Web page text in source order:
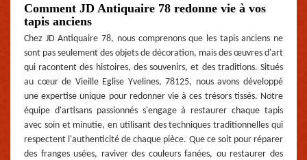
Comment JD Antiquaire 78 redonne vie à vos
tapis anciens
Chez JD Antiquaire 78, nous comprenons que les tapis anciens ne
sont pas seulement des objets de décoration, mais des œuvres d'art
qui racontent des histoires, des souvenirs, et des traditions. Situés
au cœur de Vieille Eglise Yvelines, 78125, nous avons développé
une expertise unique pour redonner vie à ces trésors tissés. Notre
équipe d'artisans passionnés s'engage à restaurer chaque tapis
avec soin et minutie, en utilisant des techniques traditionnelles qui
respectent l'authenticité de chaque pièce. Que ce soit pour réparer
des franges usées, raviver des couleurs fanées, ou restaurer des